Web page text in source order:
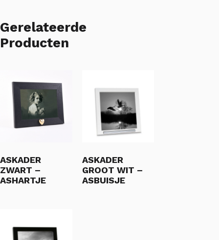
Gerelateerde
Producten
ASKADER
ZWART –
ASHARTJE
ASKADER
GROOT WIT –
ASBUISJE